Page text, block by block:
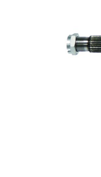
Leddiameter
hjulsida
Leddiameter